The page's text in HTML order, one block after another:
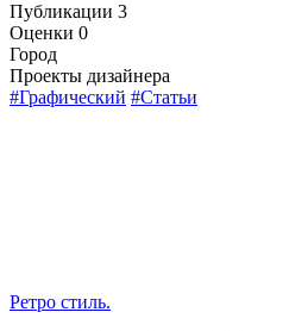
Публикации 3
Оценки 0
Город
Проекты дизайнера
#Графический #Статьи
Ретро стиль.